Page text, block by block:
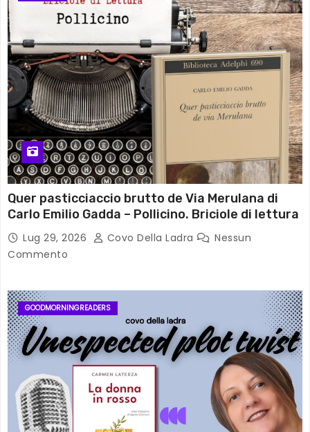
Quer pasticciaccio brutto de Via Merulana di
Carlo Emilio Gadda – Pollicino. Briciole di lettura
Lug 29, 2026 Covo Della Ladra
Nessun
Commento
GOODMORNINGREADERS